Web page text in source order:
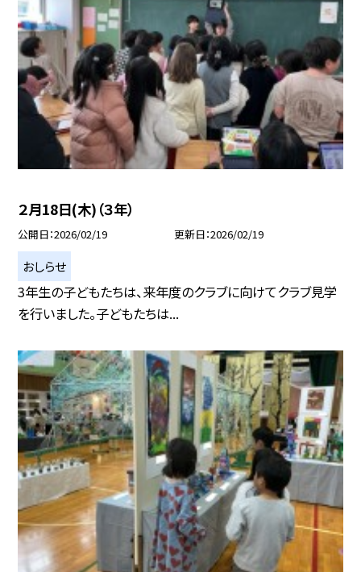
２月18日(木)（３年）
公開日 2026/02/19 更新日 2026/02/19
おしらせ
3年生の子どもたちは、来年度のクラブに向けてクラブ見学
を行いました。子どもたちは...